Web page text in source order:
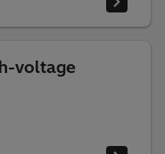
voltage